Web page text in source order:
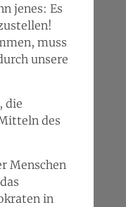
jenes: Es
muss
unsere
die
des
Menschen
in